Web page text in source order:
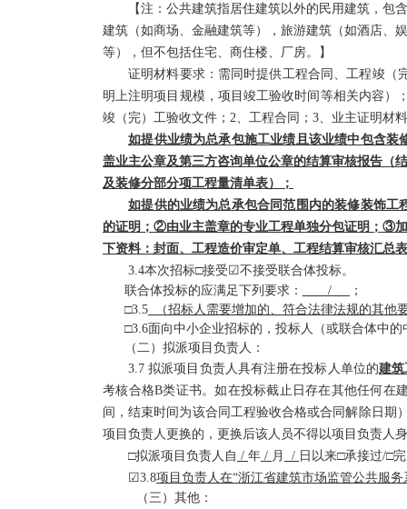
【注：公共建筑指居住建筑以外的民用建筑，
建筑（如商场、金融建筑等），旅游建筑（如酒店、
等），但不包括住宅、商住楼、厂房。】
证明材料要求：需 同时提供工程合同、工程竣 （
明上注明项目规模，项目竣工验收时间等相关内容）
竣 （ 完） 工验收文件； 2、工程合同；3、业主证明材料
如提供业绩为总承包施工业绩且该业绩中包含
盖业主公章及第三方咨询单位公章的结算审核报告（
及装修分部分项工程量清单表）；
如提供的业绩为总承包合同范围内的装修装饰
的证明；②由业主盖章的专业工程单独分包证明； ③
下资料：封面、工程造价审定单、工程结算审核汇总
3.4本次招标□接受☑不接受联合体投标。
联合体投标的应满足下列要求：
/
；
□3.5
（招标人需要增加的、符合法律法规的其他
□3.6面向中小企业招标的，投标人（或联合体中
（二）拟派项目负责人：
3.7拟派项目负责人具有注册在投标人单位的建筑
考核合格B类证书。如在投标截止日存在其他任何在
间，结束时间为该合同工程验收合格或合同解除日期
项目负责人更换的，更换后该人员不得以项目负责人
□拟派项目负责人自 / 年 / 月 / 日以来□承接过/□
☑3.8项目负责人在“浙江省建筑市场监管公共服
（三）其他：